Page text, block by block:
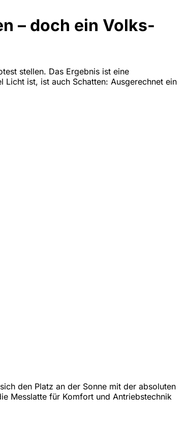
– doch ein Volks-
stellen. Das Ergebnis ist eine
ist, ist auch Schatten: Ausgerechnet ein
den Platz an der Sonne mit der absoluten
Messlatte für Komfort und Antriebstechnik